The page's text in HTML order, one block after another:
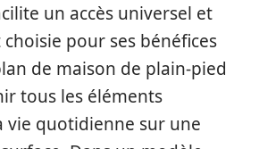
un accès universel et
pour ses bénéfices
de maison de plain-pied
tous les éléments
vie quotidienne sur une